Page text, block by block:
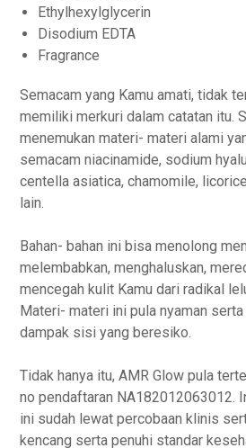
Ethylhexylglycerin
Disodium EDTA
Fragrance
Semacam yang Kamu amati, tidak
memiliki merkuri dalam catatan itu.
menemukan materi- materi alami
semacam niacinamide, sodium
centella asiatica, chamomile,
lain.
Bahan- bahan ini bisa menolong
melembabkan, menghaluskan,
mencegah kulit Kamu dari radikal
Materi- materi ini pula nyaman
dampak sisi yang beresiko.
Tidak hanya itu, AMR Glow pula
no pendaftaran NA182012063012.
ini sudah lewat percobaan klinis
kencang serta penuhi standar